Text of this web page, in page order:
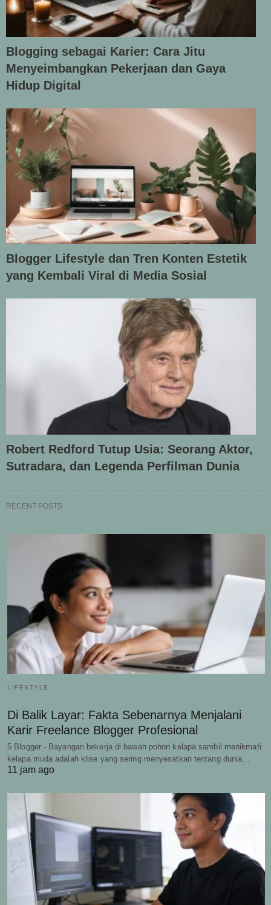
Blogging sebagai Karier: Cara Jitu
Menyeimbangkan Pekerjaan dan Gaya
Hidup Digital
Blogger Lifestyle dan Tren Konten Estetik
yang Kembali Viral di Media Sosial
Robert Redford Tutup Usia: Seorang Aktor,
Sutradara, dan Legenda Perfilman Dunia
RECENT POSTS
LIFESTYLE
Di Balik Layar: Fakta Sebenarnya Menjalani
Karir Freelance Blogger Profesional
5 Blogger - Bayangan bekerja di bawah pohon kelapa sambil menikmati
kelapa muda adalah klise yang sering menyesatkan tentang dunia…
11 jam ago